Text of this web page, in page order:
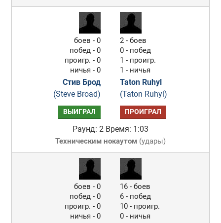
боев - 0
побед - 0
проигр. - 0
ничья - 0
Стив Брод
(Steve Broad)
2 - боев
0 - побед
1 - проигр.
1 - ничья
Taton Ruhyl
(Taton Ruhyl)
ВЫИГРАЛ ПРОИГРАЛ
Раунд: 2 Время: 1:03
Техническим нокаутом(удары)
боев - 0
побед - 0
проигр. - 0
ничья - 0
16 - боев
6 - побед
10 - проигр.
0 - ничья